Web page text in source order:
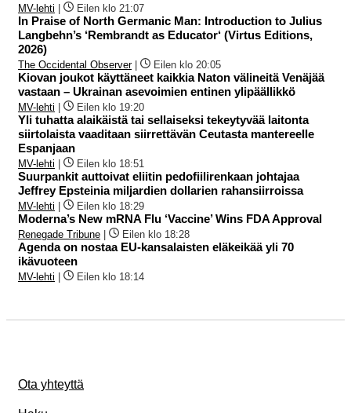
MV-lehti | Eilen klo 21:07
In Praise of North Germanic Man: Introduction to Julius
Langbehn’s ‘Rembrandt as Educator‘ (Virtus Editions,
2026)
The Occidental Observer| Eilen klo 20:05
Kiovan joukot käyttäneet kaikkia Naton välineitä Venäjää
vastaan – Ukrainan asevoimien entinen ylipäällikkö
MV-lehti | Eilen klo 19:20
Yli tuhatta alaikäistä tai sellaiseksi tekeytyvää laitonta
siirtolaista vaaditaan siirrettävän Ceutasta mantereelle
Espanjaan
MV-lehti | Eilen klo 18:51
Suurpankit auttoivat eliitin pedofiilirenkaan johtajaa
Jeffrey Epsteinia miljardien dollarien rahansiirroissa
MV-lehti | Eilen klo 18:29
Moderna’s New mRNA Flu ‘Vaccine’ Wins FDA Approval
Renegade Tribune | Eilen klo 18:28
Agenda on nostaa EU-kansalaisten eläkeikää yli 70
ikävuoteen
MV-lehti | Eilen klo 18:14
Ota yhteyttä